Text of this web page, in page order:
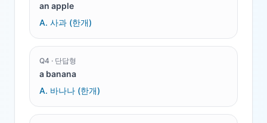
an apple
A. 사과 (한개)
Q4 · 단답형
a banana
A. 바나나 (한개)